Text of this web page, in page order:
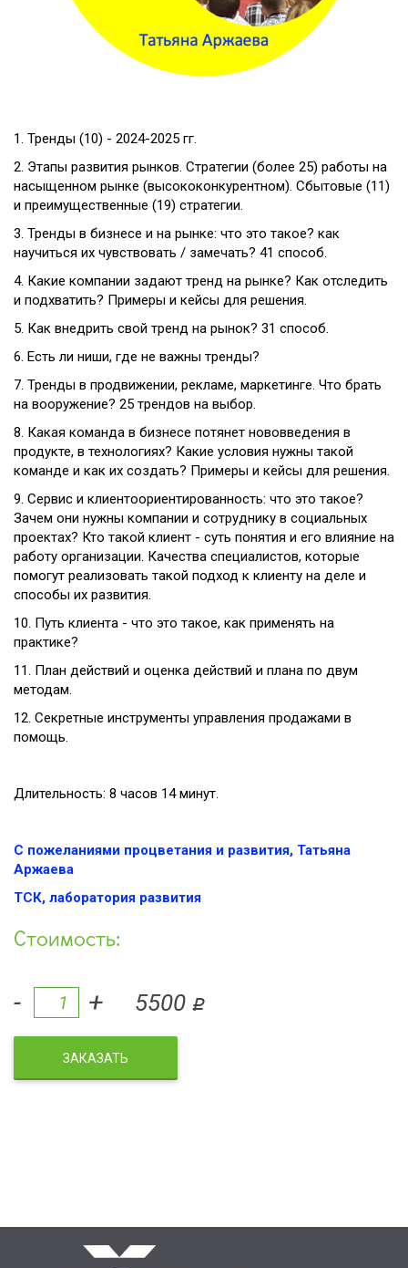
1. Тренды (10) - 2024-2025 гг.
2. Этапы развития рынков. Стратегии (более 25) работы на
насыщенном рынке (высококонкурентном). Сбытовые (11)
и преимущественные (19) стратегии.
3. Тренды в бизнесе и на рынке: что это такое? как
научиться их чувствовать / замечать? 41 способ.
4. Какие компании задают тренд на рынке? Как отследить
и подхватить? Примеры и кейсы для решения.
5. Как внедрить свой тренд на рынок? 31 способ.
6. Есть ли ниши, где не важны тренды?
7. Тренды в продвижении, рекламе, маркетинге. Что брать
на вооружение? 25 трендов на выбор.
8. Какая команда в бизнесе потянет нововведения в
продукте, в технологиях? Какие условия нужны такой
команде и как их создать? Примеры и кейсы для решения.
9. Сервис и клиентоориентированность: что это такое?
Зачем они нужны компании и сотруднику в социальных
проектах? Кто такой клиент - суть понятия и его влияние на
работу организации. Качества специалистов, которые
помогут реализовать такой подход к клиенту на деле и
способы их развития.
10. Путь клиента - что это такое, как применять на
практике?
11. План действий и оценка действий и плана по двум
методам.
12. Секретные инструменты управления продажами в
помощь.
Длительность: 8 часов 14 минут.
С пожеланиями процветания и развития, Татьяна
Аржаева
ТСК, лаборатория развития
Стоимость:
- + 5500 q
ЗАКАЗАТЬ